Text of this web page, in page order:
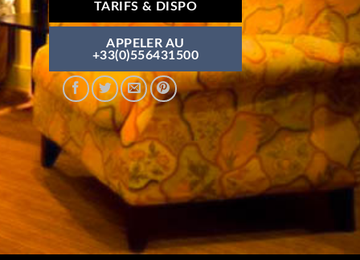
TARIFS & DISPO
APPELER AU
+33(0)556431500